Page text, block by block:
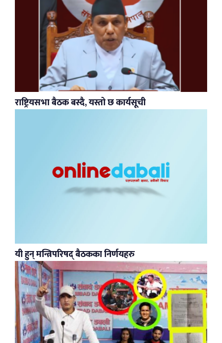
राष्ट्रियसभा बैठक बस्दै, यस्तो छ कार्यसूची
यी हुन् मन्त्रिपरिषद् बैठकका निर्णयहरु